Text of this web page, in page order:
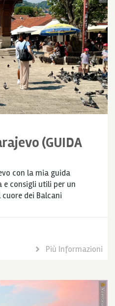
(GUIDA
con la mia guida
consigli utili per un
dei Balcani
Più Informazioni